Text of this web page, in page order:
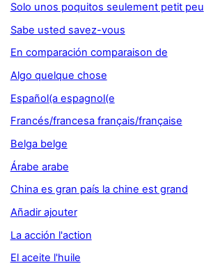
Solo unos poquitos seulement petit peu
Sabe usted savez-vous
En comparación comparaison de
Algo quelque chose
Español(a espagnol(e
Francés/francesa français/française
Belga belge
Árabe arabe
China es gran país la chine est grand
Añadir ajouter
La acción l'action
El aceite l'huile